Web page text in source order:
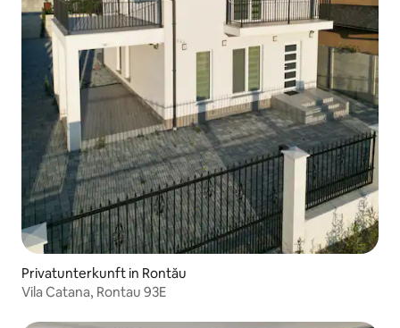
Privatunterkunft in Rontău
Vila Catana, Rontau 93E